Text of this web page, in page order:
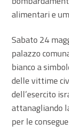
alimentari e
Sabato 24
palazzo
bianco a
delle vittime
dell’esercito
attanagliando
per le